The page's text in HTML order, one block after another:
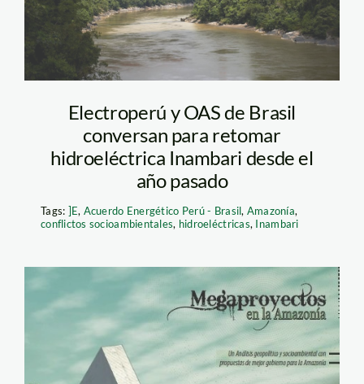
Electroperú y OAS de Brasil
conversan para retomar
hidroeléctrica Inambari desde el
año pasado
Tags: ]E, Acuerdo Energético Perú - Brasil, Amazonía,
conflictos socioambientales, hidroeléctricas, Inambari
megaproyectos en la
amazonia_libro